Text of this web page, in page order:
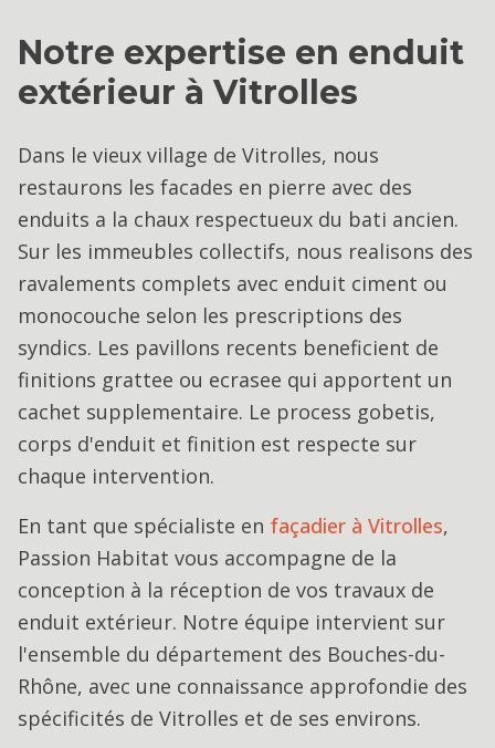
Notre expertise en enduit
extérieur à Vitrolles
Dans le vieux village de Vitrolles, nous
restaurons les facades en pierre avec des
enduits a la chaux respectueux du bati ancien.
Sur les immeubles collectifs, nous realisons des
ravalements complets avec enduit ciment ou
monocouche selon les prescriptions des
syndics. Les pavillons recents beneficient de
finitions grattee ou ecrasee qui apportent un
cachet supplementaire. Le process gobetis,
corps d'enduit et finition est respecte sur
chaque intervention.
En tant que spécialiste en façadier à Vitrolles,
Passion Habitat vous accompagne de la
conception à la réception de vos travaux de
enduit extérieur. Notre équipe intervient sur
l'ensemble du département des Bouches-du-
Rhône, avec une connaissance approfondie des
spécificités de Vitrolles et de ses environs.